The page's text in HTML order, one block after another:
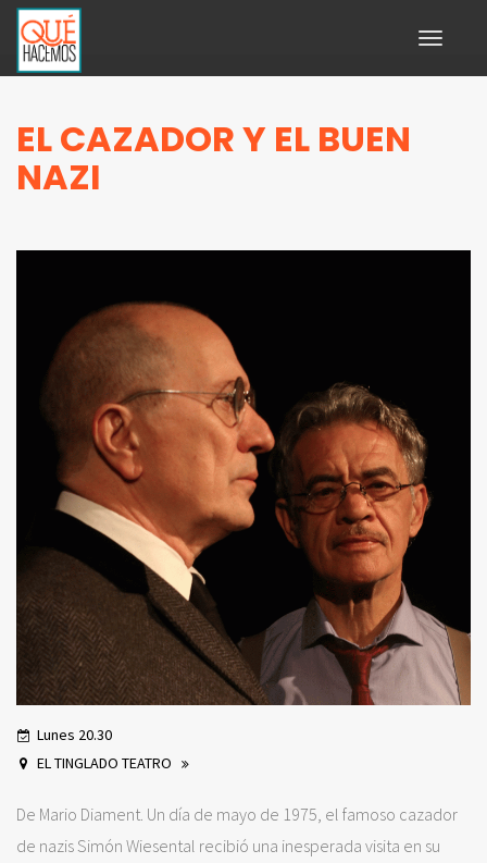
Toggle
EL CAZADOR Y EL BUEN
NAZI
Lunes 20.30
EL TINGLADO TEATRO
De Mario Diament. Un día de mayo de 1975, el famoso cazador
de nazis Simón Wiesental recibió una inesperada visita en su